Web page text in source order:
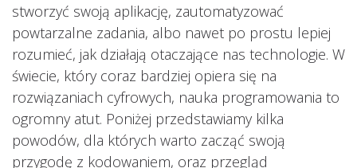
stworzyć swoją aplikację, zautomatyzować
powtarzalne zadania, albo nawet po prostu lepiej
rozumieć, jak działają otaczające nas technologie. W
świecie, który coraz bardziej opiera się na
rozwiązaniach cyfrowych, nauka programowania to
ogromny atut. Poniżej przedstawiamy kilka
powodów, dla których warto zacząć swoją
przygodę z kodowaniem, oraz przegląd